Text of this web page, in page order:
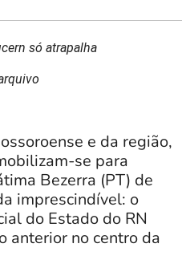
só atrapalha
e da região,
se para
Bezerra (PT) de
imprescindível: o
do Estado do RN
anterior no centro da